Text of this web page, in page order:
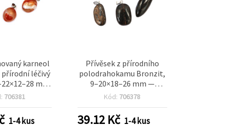
karneol
přírodní léčivý
mm
šperků
706381
1-4 kus
Přívěsek z přírodního
polodrahokamu Bronzit,
9–20×18–26 mm —
komponent pro šperky,
Kód: 706378
39.12Kč 1-4 kus